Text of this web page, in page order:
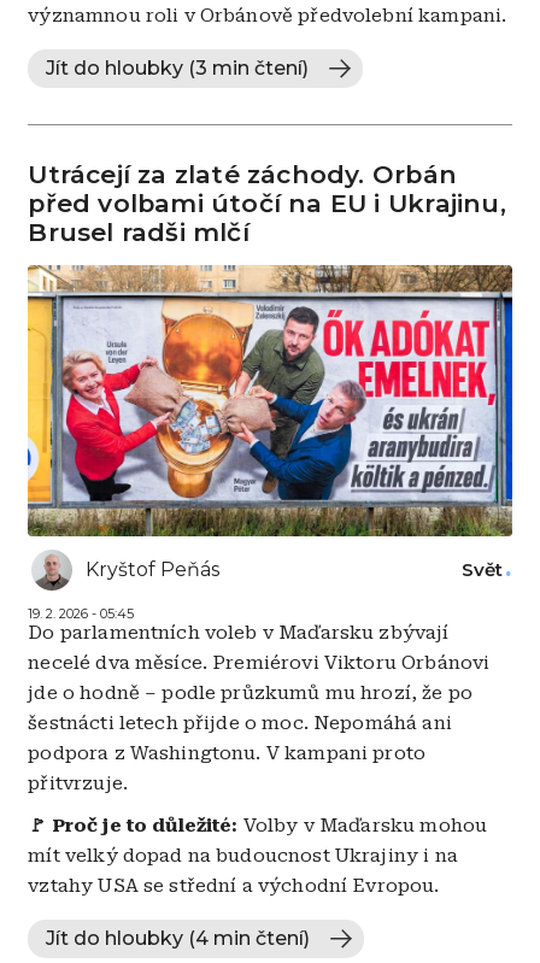
významnou roli v Orbánově předvolební kampani.
Jít do hloubky (3 min čtení)
Utrácejí za zlaté záchody. Orbán
před volbami útočí na EU i Ukrajinu,
Brusel radši mlčí
Kryštof Peňás
19. 2. 2026 - 05:45
Svět
Do parlamentních voleb v Maďarsku zbývají
necelé dva měsíce. Premiérovi Viktoru Orbánovi
jde o hodně – podle průzkumů mu hrozí, že po
šestnácti letech přijde o moc. Nepomáhá ani
podpora z Washingtonu. V kampani proto
přitvrzuje.
🚩 Proč je to důležité: Volby v Maďarsku mohou
mít velký dopad na budoucnost Ukrajiny i na
vztahy USA se střední a východní Evropou.
Jít do hloubky (4 min čtení)